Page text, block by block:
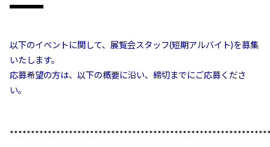
以下のイベントに関して、展覧会スタッフ(短期アルバイト)を募集
いたします。
応募希望の方は、以下の概要に沿い、締切までにご応募くださ
い。